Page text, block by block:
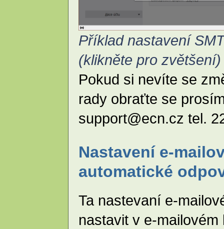
Příklad nastavení
(klikněte pro zvětšení)
Pokud si nevíte se
rady obraťte se
support@ecn.cz tel.
Nastavení e-
automatické
Ta nastevaní e-
nastavit v e-